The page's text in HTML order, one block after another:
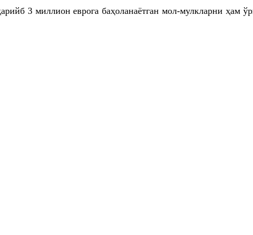
3 миллион еврога баҳоланаётган мол-мулкларни ҳам